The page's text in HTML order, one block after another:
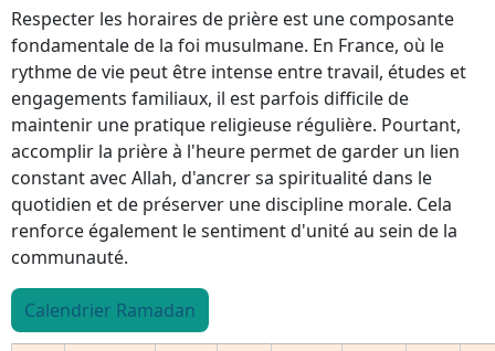
Respecter les horaires de prière est une composante
fondamentale de la foi musulmane. En France, où le
rythme de vie peut être intense entre travail, études et
engagements familiaux, il est parfois difficile de
maintenir une pratique religieuse régulière. Pourtant,
accomplir la prière à l'heure permet de garder un lien
constant avec Allah, d'ancrer sa spiritualité dans le
quotidien et de préserver une discipline morale. Cela
renforce également le sentiment d'unité au sein de la
communauté.
Calendrier Ramadan